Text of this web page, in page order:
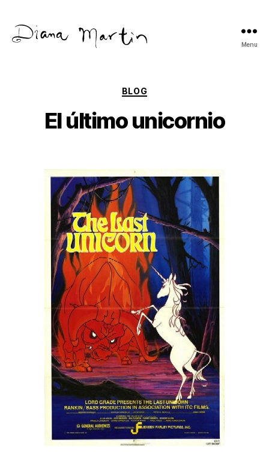
Menu
Categories
BLOG
El último unicornio